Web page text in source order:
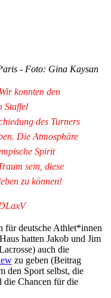
- Foto: Gina Kaysan
konnten den
Staffel
des Turners
Die Atmosphäre
Spirit
sein, diese
zu können!
für deutsche Athlet*innen
hatten Jakob und Jim
auch die
zu geben (Beitrag
den Sport selbst, die
Chancen für die